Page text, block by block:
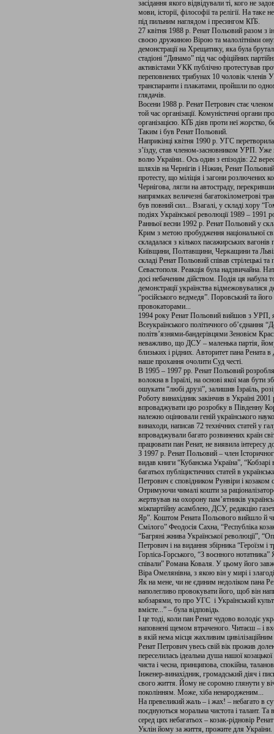
засідання якого відвідували ті, кого не
мови, історії, філософії та релігії. На
під пильним наглядом і пресингом КҐБ.
27 квітня 1988 р. Ренат Польовий разом з
своєю дружиною Вірою та малолітніми
демонстрації на Хрещатику, яка була
стадіоні “Динамо” під час офіційних
активістами УКК публічно протестував
переповнених трибунах 10 чоловік
транспаранти і плакатами, пройшли по
глядачів.
Восени 1988 р. Ренат Петрович стає членом
той час організації. Комуністичні органи
організацією. КҐБ діяв проти неї жорстко,
Таким і був Ренат Польовий.
Наприкінці квітня 1990 р. УГС
з’їзду, став членом-засновником УРП. Уже
волю України.. Ось один з епізодів: 22
шляхів на Чернігів і Ніжин, Ренат
протесту, що міліція і загони розлючених
Чернігова, лягли на автостраду,
напрямках величезні багатокілометрові
був повний сил... Взагалі, у складі хору
подіях Української революції 1989 – 1991
Ранньої весни 1992 р. Ренат Польовий у
Крим з метою пробудження національної
складалася з кількох пасажирських
Київщини, Полтавщини, Черкащини та
складі Ренат Польовий співав стрілецькі
Севастополя. Реакція була надзвичайна.
досі небаченим дійством. Подія ця набула
демонстрації українства відмежовувалися
“російського ведмедя”. Поровський та
провокаторами...
1994 року Ренат Польовий вийшов з УРП,
Всеукраїнського політичного об’єднання
політв’язнями-бандерівцями Зеновієм
неважливо, що ДСУ – маленька партія,
близьких і рідних. Авторитет пана Рената
наше прохання очолити Суд честі.
В 1995 – 1997 рр. Ренат Польовий
волокна в Ізраїлі, на основі якої мав
ошукати “любі друзі”, залишив Ізраїль,
Роботу винахідник закінчив в Україні
впроваджувати цю розробку в Південну
належно оцінювали геній українського
винаходи, написав 72 технічних статей у
впроваджували багато розвинених країн
працювати пан Ренат, не виявила інтересу
З 1997 р. Ренат Польовий – член
видав книги “Кубанська Україна”,
багатьох публіцистичних статей в
Петрович є сповідником Рунвіри і козаком
Отримуючи чималі кошти за
жертвував на охорону пам’ятників
міжпартійну асамблею, ДСУ, редакцію
Яр”. Коштом Рената Польового вийшло й
Смілого” Феодосія Сахна, “Республіка
“Багряні жнива Української революції”,
Петрович і на видання збірника “Героїзм
Горліса-Горського, “З воєнного нотатника”
співали” Романа Коваля. У цьому його
Віра Омелянівна, з якою він у мирі і
Як на мене, чи не єдиним недоліком пана
наполегливо провокувати його, щоб він
кобзарями, то про УГС і Український
вмієте...” – була відповідь.
І це тоді, коли пан Ренат чудово володіє
наповнені щемом втраченого. Читаєш – і
в якій нема місця жахливим
Ренат Петрович увесь свій вік прожив
переселилась ідеальна душа нашої
чиста і чесна, принципова, спокійна,
Інженер-винахідник, громадський діяч і
свого життя. Йому не соромно глянути у
поколінням. Може, хіба ненародженим...
На превеликий жаль – і жах! – небагато в
поєднуються моральна чистота і талант.
серед цих небагатьох – козак-рідновір
Уклін йому за життя, прожите для України.